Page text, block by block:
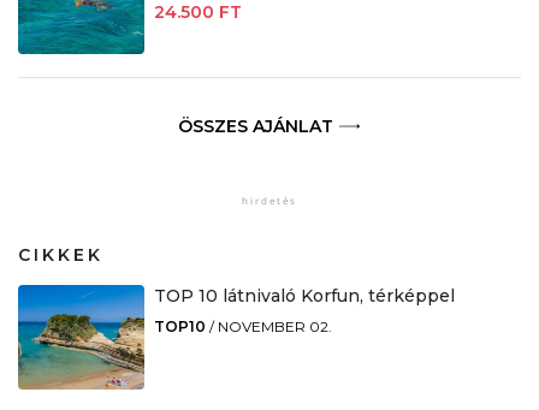
24.500 FT
ÖSSZES AJÁNLAT
CIKKEK
TOP 10 látnivaló Korfun, térképpel
TOP10 / NOVEMBER 02.